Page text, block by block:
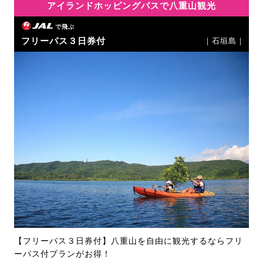
アイランドホッピングパスで八重山観光
で飛ぶ
フリーパス３日券付 ｜石垣島｜
【フリーパス３日券付】八重山を自由に観光するならフリ
ーパス付プランがお得！